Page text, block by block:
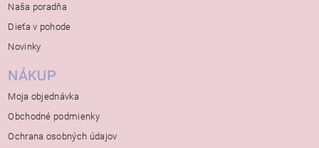
Naša poradňa
Dieťa v pohode
Novinky
NÁKUP
Moja objednávka
Obchodné podmienky
Ochrana osobných údajov